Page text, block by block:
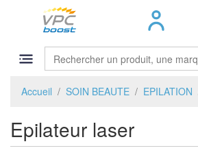
Accueil SOIN BEAUTE EPILATION
Epilateur laser